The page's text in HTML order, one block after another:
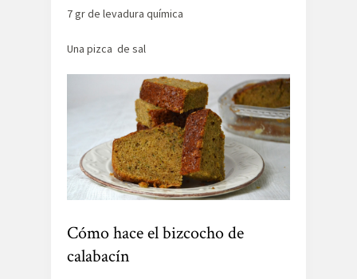
7 gr de levadura química
Una pizca de sal
Cómo hace el bizcocho de
calabacín